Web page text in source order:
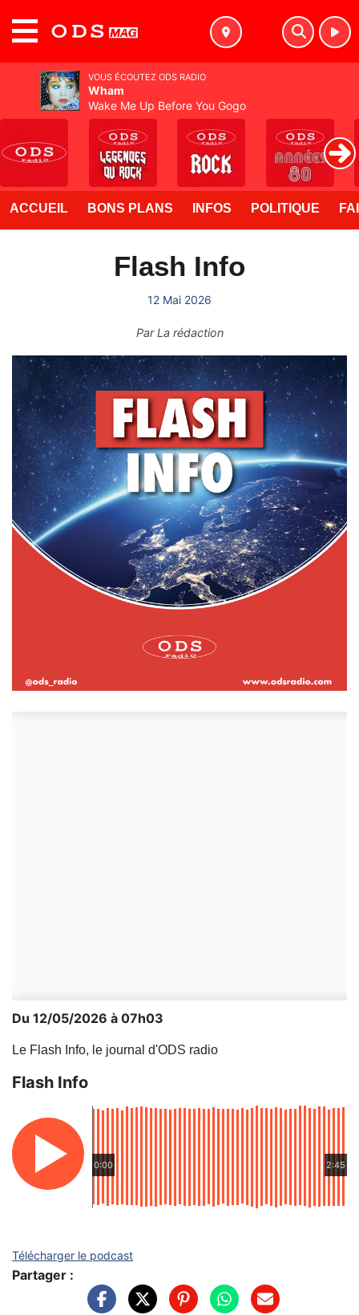
ACCUEIL BONS PLANS INFOS POLITIQUE
Flash Info
12 Mai 2026
ParLa rédaction
Du 12/05/2026 à 07h03
Le Flash Info, le journal d'ODS radio
Flash Info
0:00 2:45
Télécharger le podcast
Partager :
VOUS ÉCOUTEZ ODS RADIO
Wham
Wake Me Up Before You Gogo